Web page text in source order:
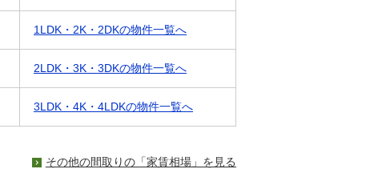
1LDK・2K・2DKの物件一覧へ
2LDK・3K・3DKの物件一覧へ
3LDK・4K・4LDKの物件一覧へ
その他の間取りの「家賃相場」を見る